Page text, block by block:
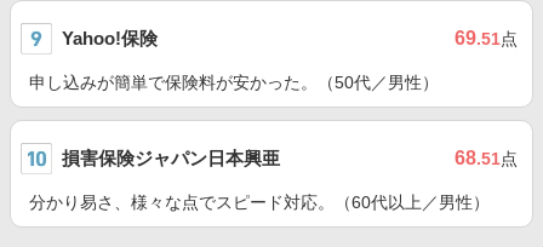
Yahoo!保険 69.51点
申し込みが簡単で保険料が安かった。（50代／男性）
損害保険ジャパン日本興亜 68.51点
分かり易さ、様々な点でスピード対応。（60代以上／男性）